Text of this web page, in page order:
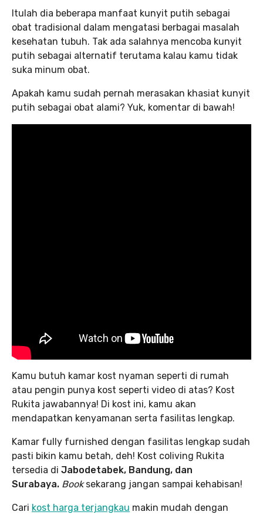
Itulah dia beberapa manfaat kunyit putih sebagai
obat tradisional dalam mengatasi berbagai masalah
kesehatan tubuh. Tak ada salahnya mencoba kunyit
putih sebagai alternatif terutama kalau kamu tidak
suka minum obat.
Apakah kamu sudah pernah merasakan khasiat kunyit
putih sebagai obat alami? Yuk, komentar di bawah!
Kamu butuh kamar kost nyaman seperti di rumah
atau pengin punya kost seperti video di atas? Kost
Rukita jawabannya! Di kost ini, kamu akan
mendapatkan kenyamanan serta fasilitas lengkap.
Kamar fully furnished dengan fasilitas lengkap sudah
pasti bikin kamu betah, deh! Kost coliving Rukita
tersedia di Jabodetabek, Bandung, dan
Surabaya. Booksekarang jangan sampai kehabisan!
Cari kost harga terjangkau makin mudah dengan